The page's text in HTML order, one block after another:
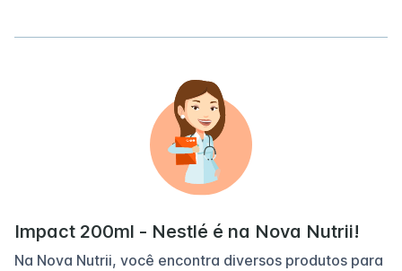
Impact 200ml - Nestlé é na Nova Nutrii!
Na Nova Nutrii, você encontra diversos produtos para